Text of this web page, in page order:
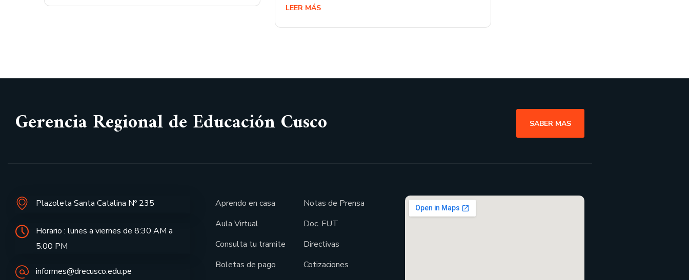
LEER MÁS
Gerencia Regional de Educación Cusco SABER MAS
Plazoleta Santa Catalina Nº 235
Horario : lunes a viernes de 8:30 AM a
5:00 PM
informes@drecusco.edu.pe
Aprendo en casa
Aula Virtual
Consulta tu tramite
Boletas de pago
Notas de Prensa
Doc. FUT
Directivas
Cotizaciones